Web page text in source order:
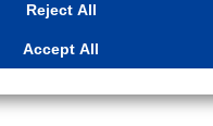
your browser's "Settings".
Reject All
Accept All